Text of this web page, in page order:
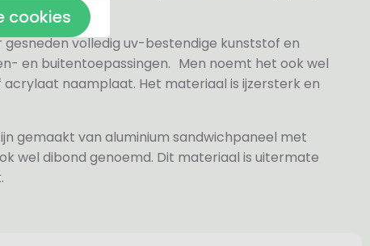
gesneden volledig uv-bestendige kunststof en
en buitentoepassingen. Men noemt het ook wel
naamplaat. Het materiaal is ijzersterk en
gemaakt van aluminium sandwichpaneel met
wel dibond genoemd. Dit materiaal is uitermate
cookies